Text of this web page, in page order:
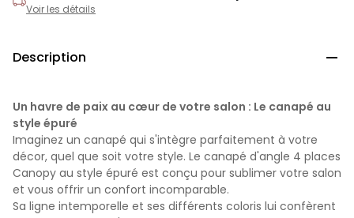
Voir les détails
Description 
Un havre de paix au cœur de votre salon : Le canapé au
style épuré
Imaginez un canapé qui s'intègre parfaitement à votre
décor, quel que soit votre style. Le canapé d'angle 4 places
Canopy au style épuré est conçu pour sublimer votre salon
et vous offrir un confort incomparable.
Sa ligne intemporelle et ses différents coloris lui confèrent